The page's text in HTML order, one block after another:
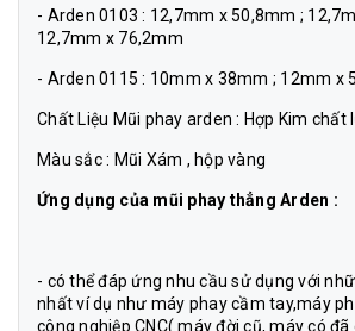
- Arden 0103 : 12,7mm x 50,8mm ;
12,7mm x 76,2mm
- Arden 0115 : 10mm x 38mm ; 12mm x
Chất Liệu Mũi phay arden : Hợp Kim chất
Màu sắc : Mũi Xám , hộp vàng
Ứng dụng của mũi phay thẳng Arden :
- có thể đáp ứng nhu cầu sử dụng với
nhất ví dụ như máy phay cầm tay,máy
công nghiệp CNC( máy đời cũ, máy có